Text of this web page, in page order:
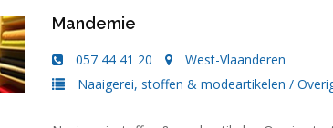
Mandemie
057 44 41 20
West-Vlaanderen
Naaigerei, stoffen & modeartikelen /